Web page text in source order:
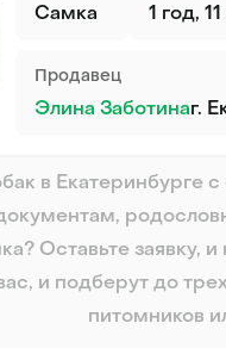
Самка 1 год,
Продавец
Элина Заботинаг.
в
Оставьте заявку,
и подберут до
питомников